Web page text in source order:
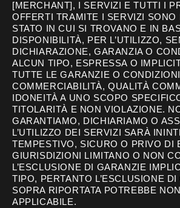
[MERCHANT], I SERVIZI E TUTTI I
OFFERTI TRAMITE I SERVIZI SONO
STATO IN CUI SI TROVANO E IN
DISPONIBILITÀ, PER L’UTILIZZO,
DICHIARAZIONE, GARANZIA O
ALCUN TIPO, ESPRESSA O
TUTTE LE GARANZIE O
COMMERCIABILITÀ, QUALITÀ
IDONEITÀ A UNO SCOPO
TITOLARITÀ E NON VIOLAZIONE.
GARANTIAMO, DICHIARIAMO O
L’UTILIZZO DEI SERVIZI SARÀ
TEMPESTIVO, SICURO O PRIVO DI
GIURISDIZIONI LIMITANO O NON
L’ESCLUSIONE DI GARANZIE
TIPO, PERTANTO L’ESCLUSIONE
SOPRA RIPORTATA POTREBBE
APPLICABILE.